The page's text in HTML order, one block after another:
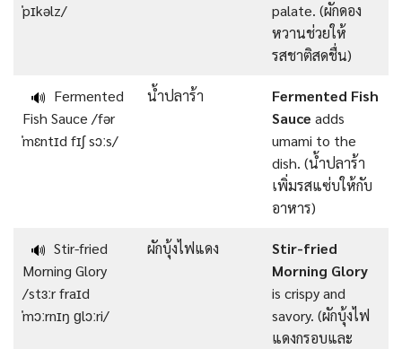
ˈpɪkəlz/
palate. (ผักดอง
หวานช่วยให้
รสชาติสดชื่น)
🔊 Fermented
Fish Sauce /fər
ˈmɛntɪd fɪʃ sɔːs/
น้ำปลาร้า
Fermented Fish
Sauce adds
umami to the
dish. (น้ำปลาร้า
เพิ่มรสแซ่บให้กับ
อาหาร)
🔊 Stir-fried
Morning Glory
/stɜːr fraɪd
ˈmɔːrnɪŋ ɡlɔːri/
ผักบุ้งไฟแดง
Stir-fried
Morning Glory
is crispy and
savory. (ผักบุ้งไฟ
แดงกรอบและ